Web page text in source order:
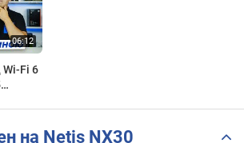
Wi-Fi 6
на Netis NX30